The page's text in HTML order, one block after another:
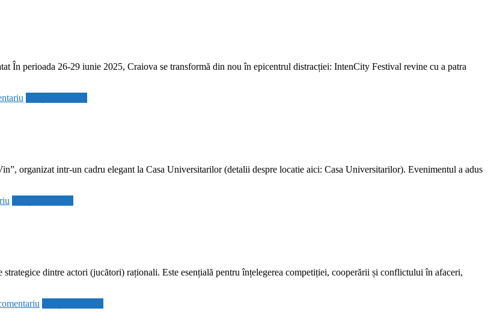
În perioada 26-29 iunie 2025, Craiova se transformă din nou în epicentrul distracției: IntenCity Festival revine cu a patra
organizat intr-un cadru elegant la Casa Universitarilor (detalii despre locatie aici: Casa Universitarilor). Evenimentul a adus
dintre actori (jucători) raționali. Este esențială pentru înțelegerea competiției, cooperării și conflictului în afaceri,